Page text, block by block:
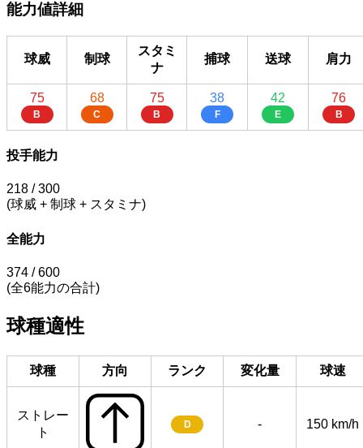
能力値詳細
球威 制球
スタミ
ナ
捕球 送球 肩力
75
B
68
C
75
B
38
F
42
E
76
B
投手能力
218 / 300
(球威 + 制球 + スタミナ)
全能力
374 / 600
(全6能力の合計)
球種適性
球種 方向 ランク 変化量 球速
ストレー
ト
D - 150 km/h